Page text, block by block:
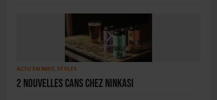
ACTU EN BREF, STYLES
2 nouvelles cans chez Ninkasi